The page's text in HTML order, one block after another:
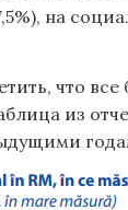
на
что
из